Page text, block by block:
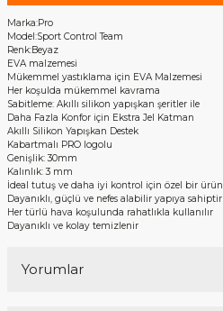
Marka:Pro
Model:Sport Control Team
Renk:Beyaz
EVA malzemesi
Mükemmel yastıklama için EVA Malzemesi
Her koşulda mükemmel kavrama
Sabitleme: Akıllı silikon yapışkan şeritler ile
Daha Fazla Konfor için Ekstra Jel Katman
Akıllı Silikon Yapışkan Destek
Kabartmalı PRO logolu
Genişlik: 30mm
Kalınlık: 3 mm
İdeal tutuş ve daha iyi kontrol için özel bir ürün
Dayanıklı, güçlü ve nefes alabilir yapıya sahiptir
Her türlü hava koşulunda rahatlıkla kullanılır
Dayanıklı ve kolay temizlenir
Yorumlar